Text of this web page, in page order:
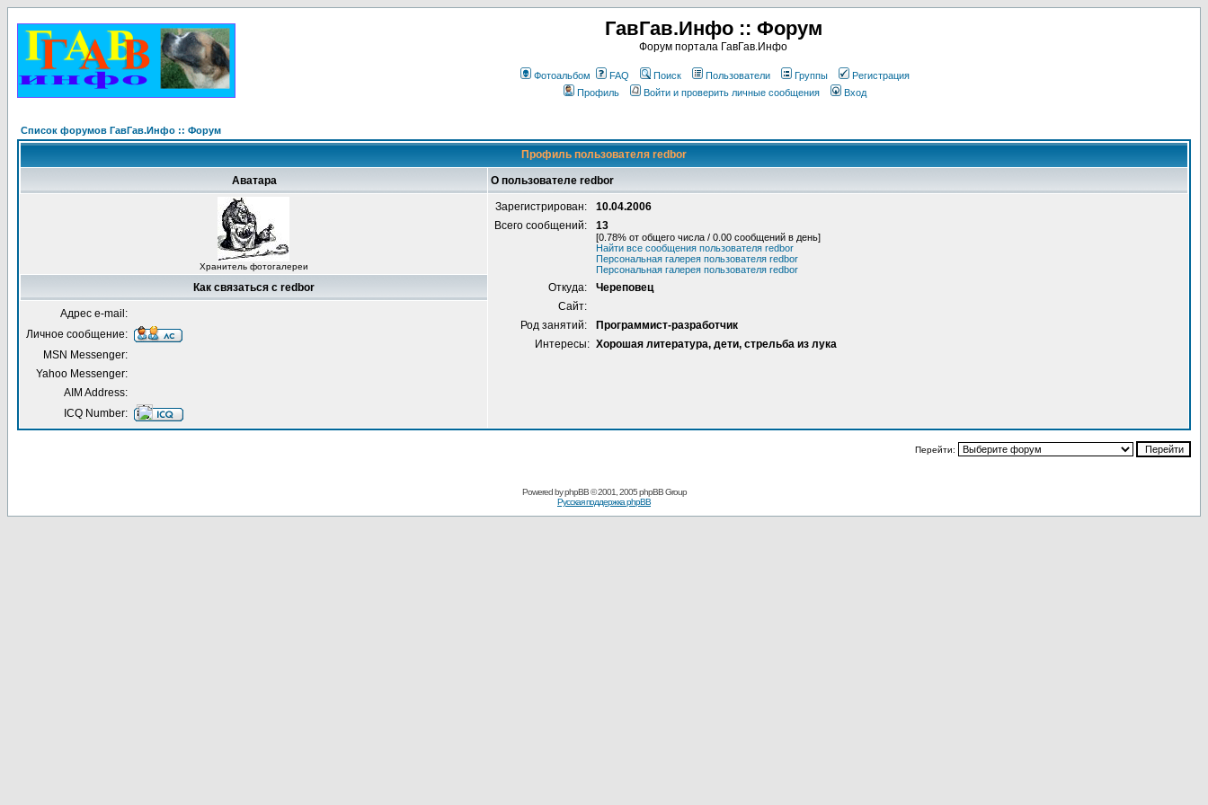
ГавГав.Инфо :: Форум
Форум портала ГавГав.Инфо
Фотоальбом FAQ Поиск Пользователи Группы
Регистрация
Профиль
Войти и проверить личные сообщения Вход
Список форумов ГавГав.Инфо :: Форум
Профиль пользователя redbor
Аватара О пользователе redbor
Хранитель фотогалереи
Зарегистрирован:
10.04.2006
Всего сообщений:
13
[0.78% от общего числа / 0.00 сообщений в день]
Найти все сообщения пользователя redbor
Персональная галерея пользователя redbor
Персональная галерея пользователя redbor
Откуда:
Череповец
Сайт:
Род занятий:
Программист-разработчик
Интересы: Хорошая литература, дети, стрельба из лука
Как связаться с redbor
Адрес e-mail:
Личное сообщение:
MSN Messenger:
Yahoo Messenger:
AIM Address:
ICQ Number:
Перейти:
Powered byphpBB© 2001, 2005 phpBB Group
Русская поддержка phpBB